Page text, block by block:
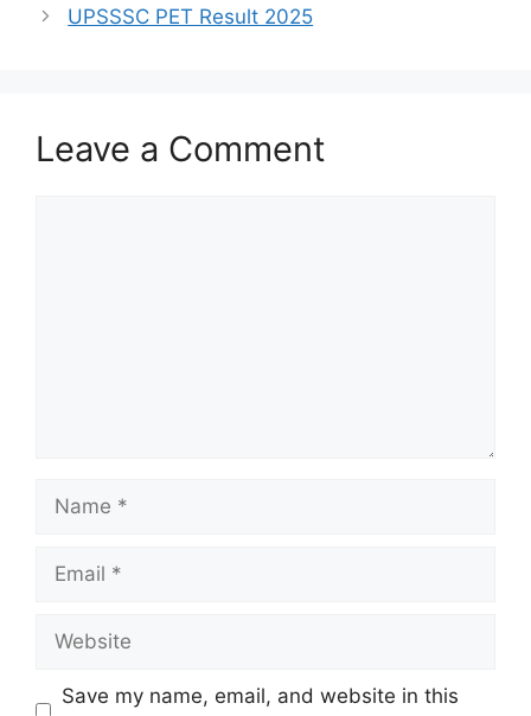
UPSSSC PET Result 2025
Leave a Comment
Save my name, email, and website in this